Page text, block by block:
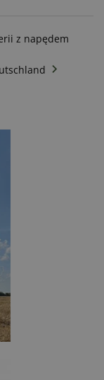
z napędem